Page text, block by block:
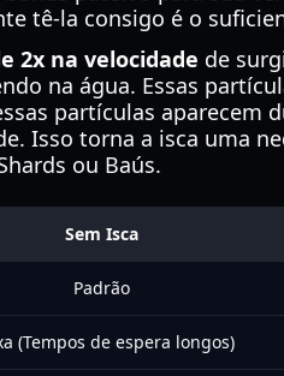
tê-la consigo é o
2x na velocidade de
na água. Essas
partículas aparecem
Isso torna a isca uma
ou Baús.
Sem Isca
Padrão
(Tempos de espera longos)